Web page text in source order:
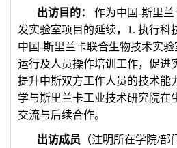
出访目的： 作为中国-斯里兰
发实验室项目的延续， 1. 执行科
中国-斯里兰卡联合生物技术实
运行及人员操作培训工作，促进
提升中斯双方工作人员的技术能
学与斯里兰卡工业技术研究院在
交流与后续合作。
出访成员 （注明所在学院/部